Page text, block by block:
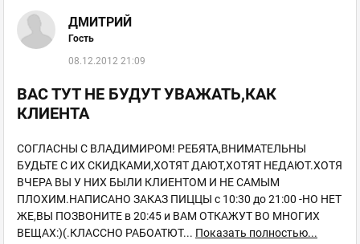
ДМИТРИЙ
Гость
08.12.2012 21:09
ВАС ТУТ НЕ БУДУТ УВАЖАТЬ,КАК
КЛИЕНТА
СОГЛАСНЫ С ВЛАДИМИРОМ! РЕБЯТА,ВНИМАТЕЛЬНЫ
БУДЬТЕ С ИХ СКИДКАМИ,ХОТЯТ ДАЮТ,ХОТЯТ НЕДАЮТ.ХОТЯ
ВЧЕРА ВЫ У НИХ БЫЛИ КЛИЕНТОМ И НЕ САМЫМ
ПЛОХИМ.НАПИСАНО ЗАКАЗ ПИЦЦЫ с 10:30 до 21:00 -НО НЕТ
ЖЕ,ВЫ ПОЗВОНИТЕ в 20:45 и ВАМ ОТКАЖУТ ВО МНОГИХ
ВЕЩАХ:)(.КЛАССНО РАБОАТЮТ... Показать полностью...